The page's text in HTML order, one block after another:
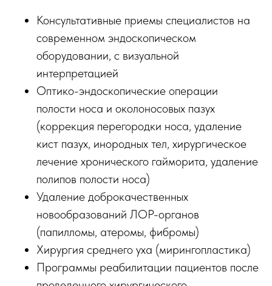
Консультативные приемы специалистов на
современном эндоскопическом
оборудовании, с визуальной
интерпретацией
Оптико-эндоскопические операции
полости носа и околоносовых пазух
(коррекция перегородки носа, удаление
кист пазух, инородных тел, хирургическое
лечение хронического гайморита, удаление
полипов полости носа)
Удаление доброкачественных
новообразований ЛОР-органов
(папилломы, атеромы, фибромы)
Хирургия среднего уха (мирингопластика)
Программы реабилитации пациентов после